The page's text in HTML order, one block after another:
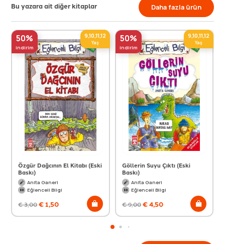
Bu yazara ait diğer kitaplar Daha fazla ürün
50%
indirim
9,10,11,12
Yaş
Özgür Dağcının El Kitabı (Eski
Baskı)
Anita Ganeri
Eğlenceli Bilgi
€3,00€1,50
50%
indirim
9,10,11,12
Yaş
Göllerin Suyu Çıktı (Eski
Baskı)
Anita Ganeri
Eğlenceli Bilgi
€9,00€4,50